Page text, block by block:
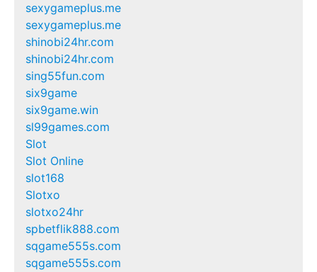
sexygameplus.me
sexygameplus.me
shinobi24hr.com
shinobi24hr.com
sing55fun.com
six9game
six9game.win
sl99games.com
Slot
Slot Online
slot168
Slotxo
slotxo24hr
spbetflik888.com
sqgame555s.com
sqgame555s.com